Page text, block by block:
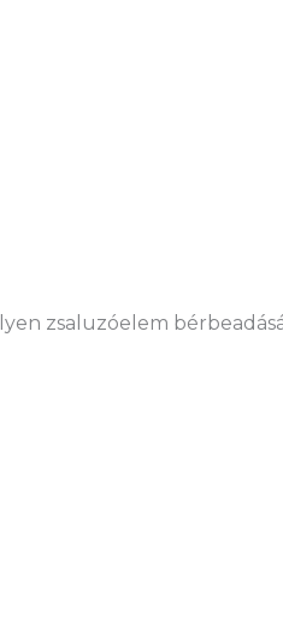
zsaluzóelem